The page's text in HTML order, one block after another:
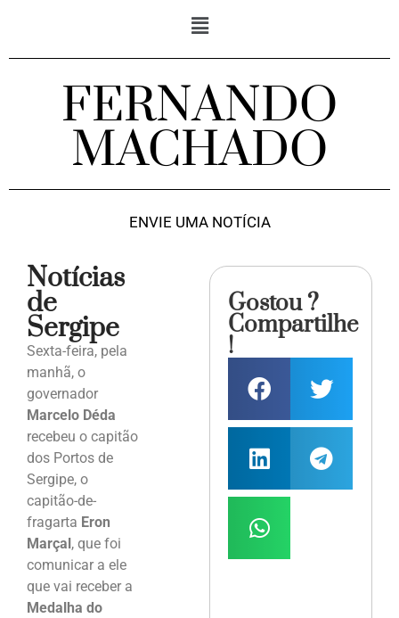
FERNANDO
MACHADO
ENVIE UMA NOTÍCIA
Notícias
de
Sergipe
Sexta-feira, pela
manhã, o
governador
Marcelo Déda
recebeu o capitão
dos Portos de
Sergipe, o
capitão-de-
fragarta Eron
Marçal , que foi
comunicar a ele
que vai receber a
Medalha do
Gostou ?
Compartilhe
!